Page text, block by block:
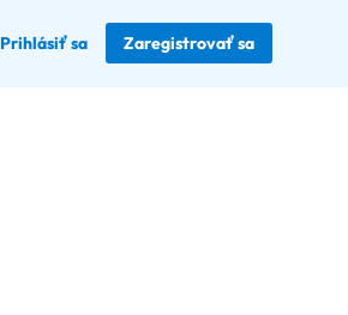
Prihlásiť sa Zaregistrovať sa